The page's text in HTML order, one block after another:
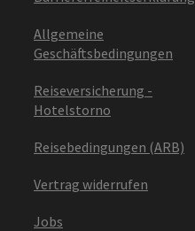
Allgemeine
Geschäftsbedingungen
Reiseversicherung -
Hotelstorno
Reisebedingungen (ARB)
Vertrag widerrufen
Jobs